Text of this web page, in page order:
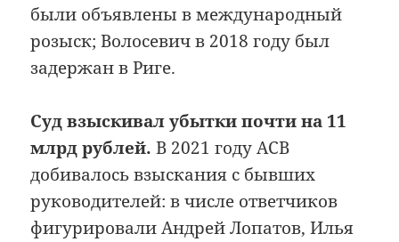
были объявлены в международный
розыск; Волосевич в 2018 году был
задержан в Риге.
Суд взыскивал убытки почти на 11
млрд рублей. В 2021 году АСВ
добивалось взыскания с бывших
руководителей: в числе ответчиков
фигурировали Андрей Лопатов, Илья